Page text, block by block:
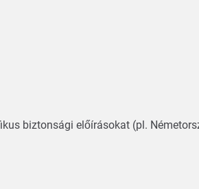
biztonsági előírásokat (pl.